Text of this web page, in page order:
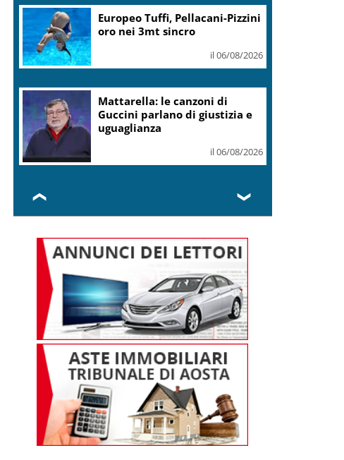
Europeo Tuffi, Pellacani-Pizzini
oro nei 3mt sincro
il 06/08/2026
Mattarella: le canzoni di
Guccini parlano di giustizia e
uguaglianza
il 06/08/2026
❮ ❯